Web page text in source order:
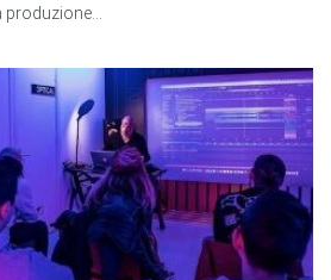
produzione...